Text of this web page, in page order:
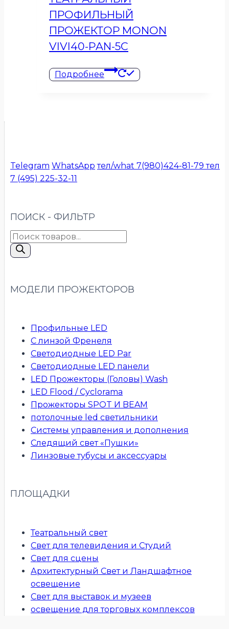
ПРОФИЛЬНЫЙ
ПРОЖЕКТОР MONON
VIVI40-PAN-5C
Подробнее
Telegram WhatsApp тел/what 7(980)424-81-79тел
7 (495) 225-32-11
ПОИСК - ФИЛЬТР
Поиск
товаров
МОДЕЛИ ПРОЖЕКТОРОВ
Профильные LED
С линзой Френеля
Светодиодные LED Par
Светодиодные LED панели
LED Прожекторы (Головы) Wash
LED Flood / Cyclorama
Прожекторы SPOT И BEAM
потолочные led светильники
Системы управления и дополнения
Следящий свет «Пушки»
Линзовые тубусы и аксессуары
ПЛОЩАДКИ
Театральный свет
Свет для телевидения и Студий
Свет для сцены
Архитектурный Свет и Ландшафтное
освещение
Свет для выставок и музеев
освещение для торговых комплексов